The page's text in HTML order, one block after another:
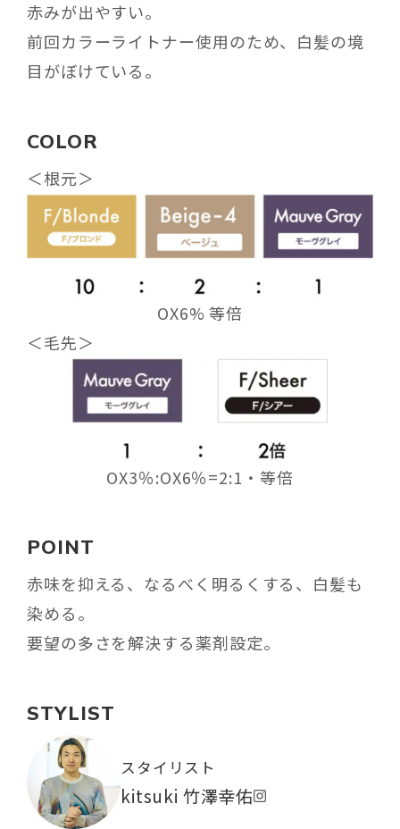
赤みが出やすい。
前回カラーライトナー使用のため、白髪の境
目がぼけている。
COLOR
＜根元＞
OX6% 等倍
＜毛先＞
OX3％:OX6％=2:1・等倍
POINT
赤味を抑える、なるべく明るくする、白髪も
染める。
要望の多さを解決する薬剤設定。
STYLIST
スタイリスト
kitsuki 竹澤幸佑